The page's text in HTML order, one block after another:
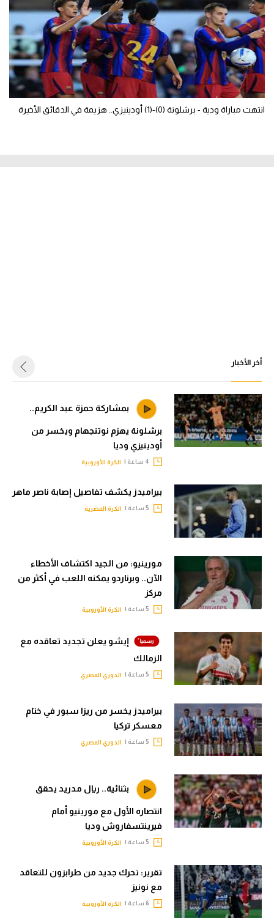
انتهت مباراة ودية - برشلونة (0)-(1) أودينيزي.. هزيمة في الدقائق الأخيرة
أخر الأخبار
بمشاركة حمزة عبد الكريم..
برشلونة يهزم نوتنجهام ويخسر من
أودينيزي وديا
الكرة الأوروبية
بيراميدز يكشف تفاصيل إصابة ناصر ماهر
الكرة المصرية
مورينيو: من الجيد اكتشاف الأخطاء
الآن.. وبرناردو يمكنه اللعب في أكثر من
مركز
الكرة الأوروبية
إيشو يعلن تجديد تعاقده مع
الزمالك
الدوري المصري
بيراميدز يخسر من ريزا سبور في ختام
معسكر تركيا
الدوري المصري
بثنائية.. ريال مدريد يحقق
انتصاره الأول مع مورينيو أمام
فيرينتسفاروش وديا
الكرة الأوروبية
تقرير: تحرك جديد من طرابزون للتعاقد
مع نونيز
الكرة الأوروبية